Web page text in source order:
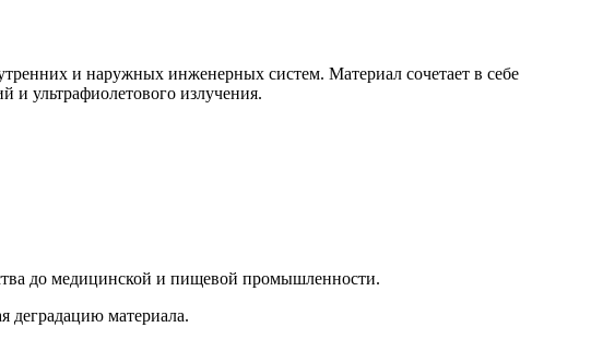
и наружных инженерных систем. Материал сочетает в себе
и ультрафиолетового излучения.
до медицинской и пищевой промышленности.
деградацию материала.